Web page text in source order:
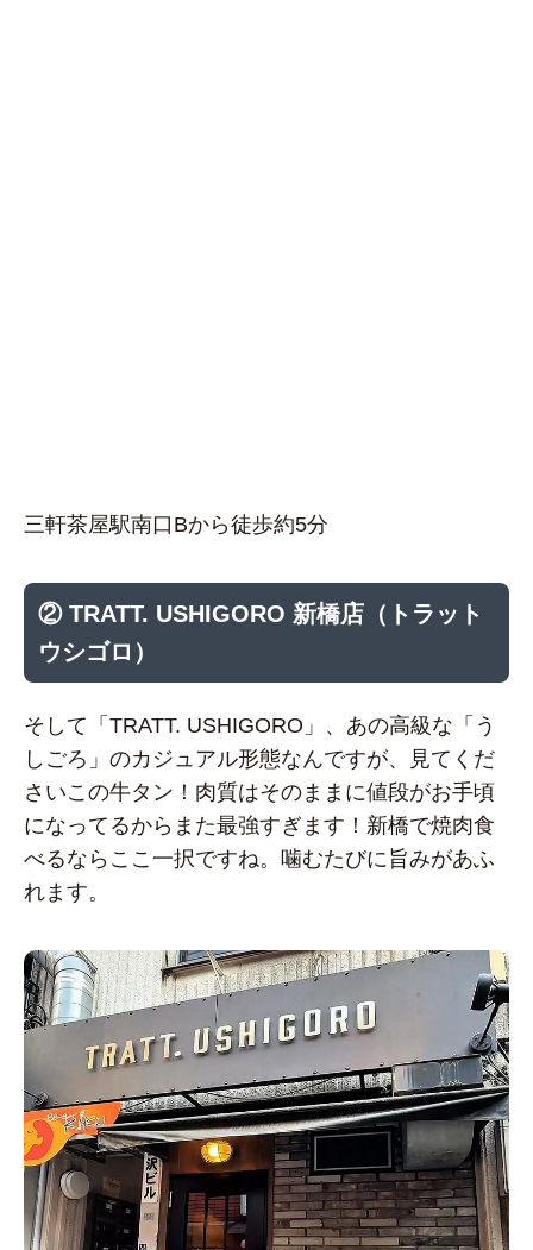
三軒茶屋駅南口Bから徒歩約5分
② TRATT. USHIGORO 新橋店（トラット
ウシゴロ）
そして「TRATT. USHIGORO」、あの高級な「う
しごろ」のカジュアル形態なんですが、見てくだ
さいこの牛タン！肉質はそのままに値段がお手頃
になってるからまた最強すぎます！新橋で焼肉食
べるならここ一択ですね。噛むたびに旨みがあふ
れます。